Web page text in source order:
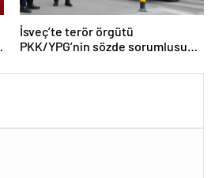
İsveç’te terör örgütü
PKK/YPG’nin sözde sorumlusu